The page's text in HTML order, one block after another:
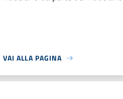
VAI ALLA PAGINA